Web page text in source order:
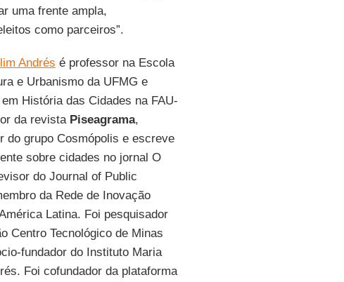
uma frente ampla,
como parceiros”.
Andrés é professor na Escola
e Urbanismo da UFMG e
História das Cidades na FAU-
da revista Piseagrama,
do grupo Cosmópolis e escreve
sobre cidades no jornal O
do Journal of Public
da Rede de Inovação
Latina. Foi pesquisador
Centro Tecnológico de Minas
fundador do Instituto Maria
Foi cofundador da plataforma